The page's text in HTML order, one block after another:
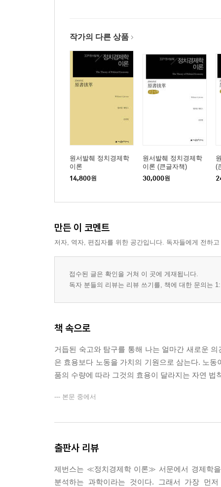
작가의 다른 상품
원서발췌 정치경제학
이론
14,800원
원서발췌 정치경제학
이론 (큰글자책)
30,000원
(
만든 이 코멘트
저자, 역자, 편집자를 위한 공간입니다. 독자들에게 전하
접수된 글은 확인을 거쳐 이 곳에 게재됩니다.
독자 분들의 리뷰는 리뷰 쓰기를, 책에 대한 문의는
책 속으로
거듭된 숙고와 탐구를 통해 나는 얼마간 새로운
은 효용보다 노동을 가치의 기원으로 삼는다. 노
품의 수량에 따라 그것의 효용이 달라지는 자연
--- 본문 중에서
출판사 리뷰
제번스는 ≪정치경제학 이론≫ 서문에서 경제학
분석하는 과학이라는 것이다. 그래서 가장 먼